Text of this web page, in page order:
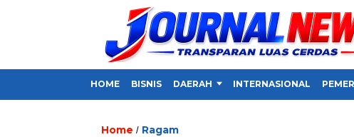
HOME BISNIS DAERAH INTERNASIONAL
Home / Ragam